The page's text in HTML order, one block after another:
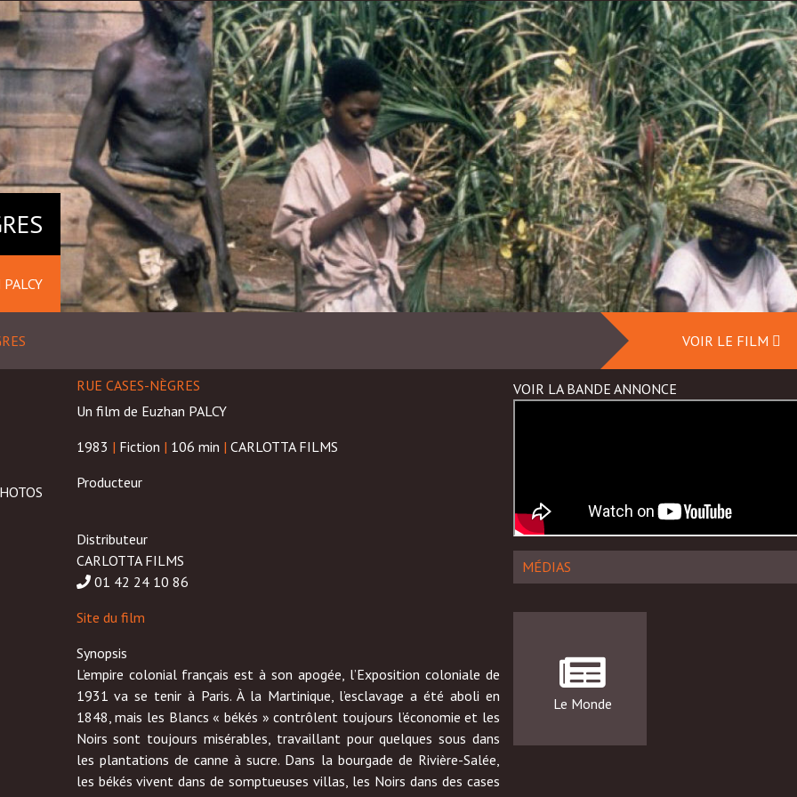
VOIR LE FILM
RUE CASES-NÈGRES
Un film de Euzhan PALCY
1983 | Fiction | 106 min | CARLOTTA FILMS
Producteur
Distributeur
CARLOTTA FILMS
01 42 24 10 86
Site du film
Synopsis
L’empire colonial français est à son apogée, l’Exposition coloniale de
1931 va se tenir à Paris. À la Martinique, l’esclavage a été aboli en
1848, mais les Blancs « békés » contrôlent toujours l’économie et les
Noirs sont toujours misérables, travaillant pour quelques sous dans
les plantations de canne à sucre. Dans la bourgade de Rivière-Salée,
les békés vivent dans de somptueuses villas, les Noirs dans des cases
VOIR LA BANDE ANNONCE
MÉDIAS
Le Monde